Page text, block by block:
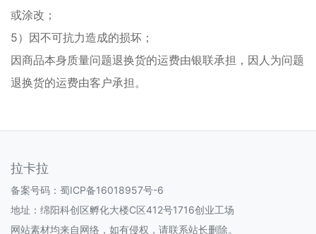
或涂改；
5）因不可抗力造成的损坏；
因商品本身质量问题退换货的运费由银联承担，因人为问题
退换货的运费由客户承担。
拉卡拉
备案号码： 蜀ICP备16018957号-6
地址：绵阳科创区孵化大楼C区412号1716创业工场
网站素材均来自网络，如有侵权，请联系站长删除。